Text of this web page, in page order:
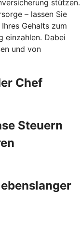
stützen.
– lassen Sie
Gehalts zum
einzahlen. Dabei
und von
Chef
Steuern